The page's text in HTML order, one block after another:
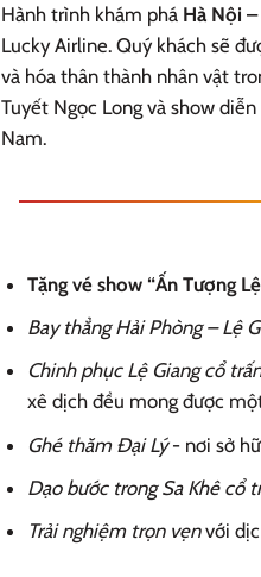
Hành trình khám phá Hà Nội
Lucky Airline. Quý khách sẽ
và hóa thân thành nhân vật
Tuyết Ngọc Long và show
Nam.
Tặng vé show “Ấn Tượng
Bay thẳng Hải Phòng – Lệ
Chinh phục Lệ Giang cổ trấn
xê dịch đều mong được
Ghé thăm Đại Lý- nơi sở
Dạo bước trong Sa Khê cổ
Trải nghiệm trọn vẹnvới